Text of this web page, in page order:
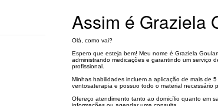
Assim é Graziela
Olá, como vai?
Espero que esteja bem! Meu nome é Graziela
administrando medicações e garantindo um serviço
profissional.
Minhas habilidades incluem a aplicação de mais de
ventosaterapia e possuo todo o material necessário
Ofereço atendimento tanto ao domicílio quanto em